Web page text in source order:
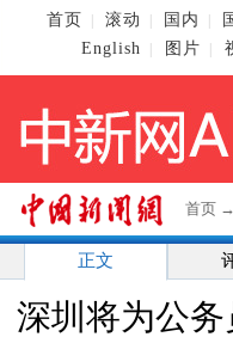
首页 滚动 国内
English
图片
首页 →
正文
深圳将为公